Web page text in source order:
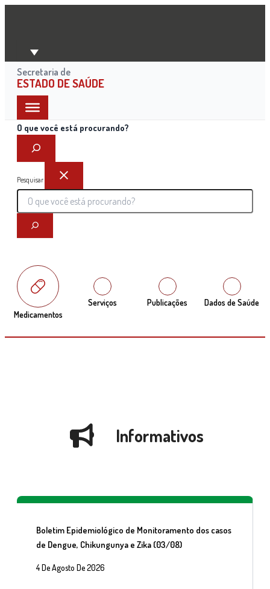
Ir
conteúdo
Secretaria de
ESTADO DE SAÚDE
O que você está procurando?
Pesquisar
Medicamentos
Serviços Publicações Dados de Saúde
Informativos
Boletim Epidemiológico de Monitoramento dos casos
de Dengue, Chikungunya e Zika (03/08)
4 De Agosto De 2026